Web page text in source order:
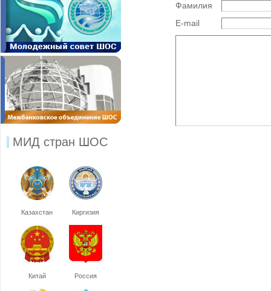
МИД стран ШОС
Казахстан Киргизия
Китай Россия
Фамилия
E-mail